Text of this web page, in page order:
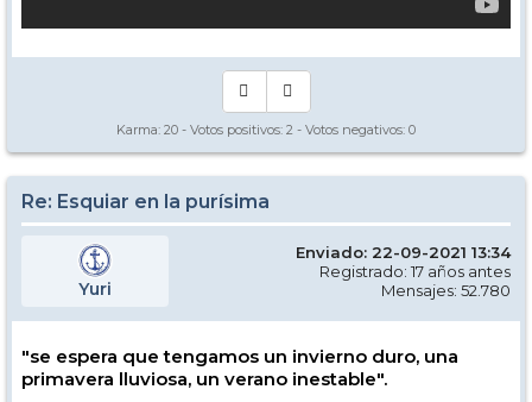
Karma: 20 - Votos positivos: 2 - Votos negativos: 0
Re: Esquiar en la purísima
Yuri
Enviado: 22-09-2021 13:34
Registrado: 17 años antes
Mensajes: 52.780
"se espera que tengamos un invierno duro, una
primavera lluviosa, un verano inestable".